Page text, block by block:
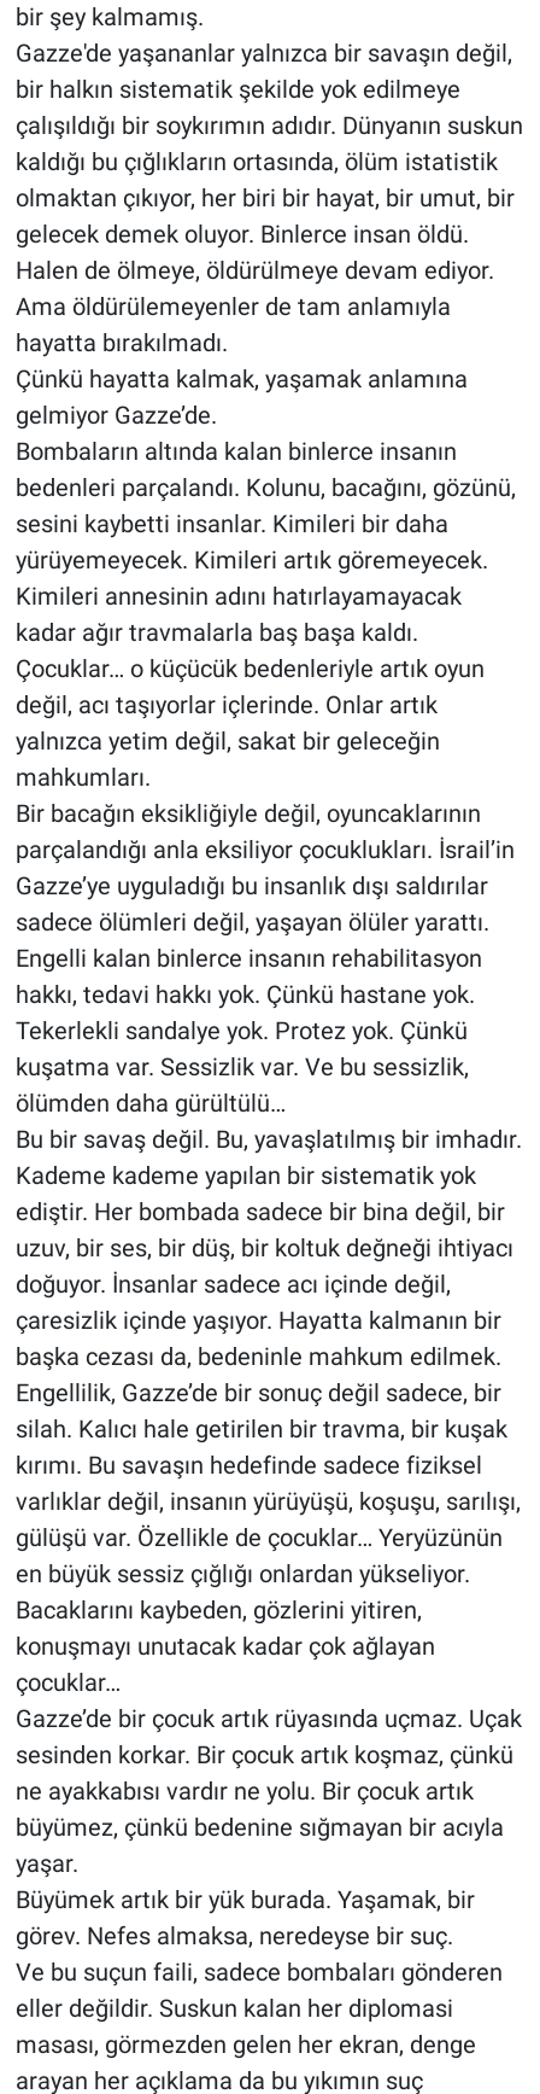
bir şey kalmamış.
Gazze'de yaşananlar yalnızca bir savaşın değil,
bir halkın sistematik şekilde yok edilmeye
çalışıldığı bir soykırımın adıdır. Dünyanın suskun
kaldığı bu çığlıkların ortasında, ölüm istatistik
olmaktan çıkıyor, her biri bir hayat, bir umut, bir
gelecek demek oluyor. Binlerce insan öldü.
Halen de ölmeye, öldürülmeye devam ediyor.
Ama öldürülemeyenler de tam anlamıyla
hayatta bırakılmadı.
Çünkü hayatta kalmak, yaşamak anlamına
gelmiyor Gazze’de.
Bombaların altında kalan binlerce insanın
bedenleri parçalandı. Kolunu, bacağını, gözünü,
sesini kaybetti insanlar. Kimileri bir daha
yürüyemeyecek. Kimileri artık göremeyecek.
Kimileri annesinin adını hatırlayamayacak
kadar ağır travmalarla baş başa kaldı.
Çocuklar… o küçücük bedenleriyle artık oyun
değil, acı taşıyorlar içlerinde. Onlar artık
yalnızca yetim değil, sakat bir geleceğin
mahkumları.
Bir bacağın eksikliğiyle değil, oyuncaklarının
parçalandığı anla eksiliyor çocuklukları. İsrail’in
Gazze’ye uyguladığı bu insanlık dışı saldırılar
sadece ölümleri değil, yaşayan ölüler yarattı.
Engelli kalan binlerce insanın rehabilitasyon
hakkı, tedavi hakkı yok. Çünkü hastane yok.
Tekerlekli sandalye yok. Protez yok. Çünkü
kuşatma var. Sessizlik var. Ve bu sessizlik,
ölümden daha gürültülü…
Bu bir savaş değil. Bu, yavaşlatılmış bir imhadır.
Kademe kademe yapılan bir sistematik yok
ediştir. Her bombada sadece bir bina değil, bir
uzuv, bir ses, bir düş, bir koltuk değneği ihtiyacı
doğuyor. İnsanlar sadece acı içinde değil,
çaresizlik içinde yaşıyor. Hayatta kalmanın bir
başka cezası da, bedeninle mahkum edilmek.
Engellilik, Gazze’de bir sonuç değil sadece, bir
silah. Kalıcı hale getirilen bir travma, bir kuşak
kırımı. Bu savaşın hedefinde sadece fiziksel
varlıklar değil, insanın yürüyüşü, koşuşu, sarılışı,
gülüşü var. Özellikle de çocuklar… Yeryüzünün
en büyük sessiz çığlığı onlardan yükseliyor.
Bacaklarını kaybeden, gözlerini yitiren,
konuşmayı unutacak kadar çok ağlayan
çocuklar…
Gazze’de bir çocuk artık rüyasında uçmaz. Uçak
sesinden korkar. Bir çocuk artık koşmaz, çünkü
ne ayakkabısı vardır ne yolu. Bir çocuk artık
büyümez, çünkü bedenine sığmayan bir acıyla
yaşar.
Büyümek artık bir yük burada. Yaşamak, bir
görev. Nefes almaksa, neredeyse bir suç.
Ve bu suçun faili, sadece bombaları gönderen
eller değildir. Suskun kalan her diplomasi
masası, görmezden gelen her ekran, denge
arayan her açıklama da bu yıkımın suç